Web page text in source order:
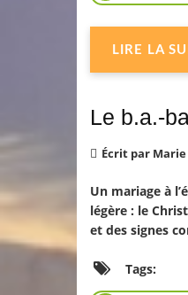
LIRE LA
Le b.a.-
Écrit par
Un mariage à
légère : le
et des signes
Tags: